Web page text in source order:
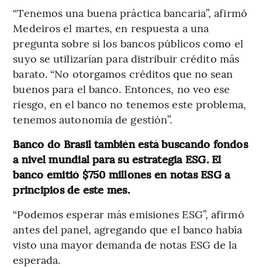
“Tenemos una buena práctica bancaria”, afirmó
Medeiros el martes, en respuesta a una
pregunta sobre si los bancos públicos como el
suyo se utilizarían para distribuir crédito más
barato. “No otorgamos créditos que no sean
buenos para el banco. Entonces, no veo ese
riesgo, en el banco no tenemos este problema,
tenemos autonomía de gestión”.
Banco do Brasil también está buscando fondos
a nivel mundial para su estrategia ESG. El
banco emitió $750 millones en notas ESG a
principios de este mes.
“Podemos esperar más emisiones ESG”, afirmó
antes del panel, agregando que el banco había
visto una mayor demanda de notas ESG de la
esperada.